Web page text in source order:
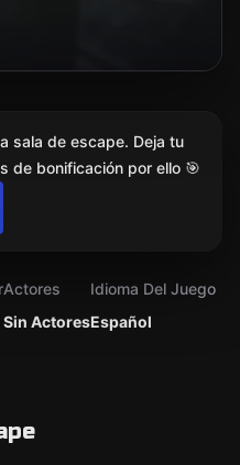
Sin Actores
Actores
Español
Idioma Del Juego
sala de escape. Deja tu
de bonificación por ello 🎯